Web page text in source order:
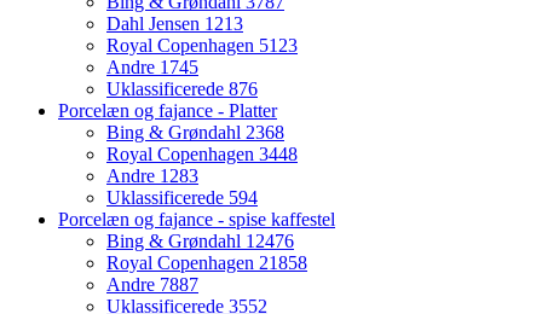
Dahl Jensen 1213
Royal Copenhagen 5123
Andre 1745
Uklassificerede 876
Porcelæn og fajance - Platter
Bing & Grøndahl 2368
Royal Copenhagen 3448
Andre 1283
Uklassificerede 594
Porcelæn og fajance - spise kaffestel
Bing & Grøndahl 12476
Royal Copenhagen 21858
Andre 7887
Uklassificerede 3552